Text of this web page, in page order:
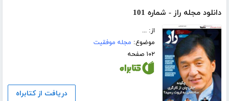
دانلود مجله راز - شماره 101
از: ...
موضوع: مجله موفقیت
۱۰۲ صفحه
دریافت از کتابراه